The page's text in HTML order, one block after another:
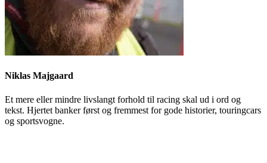
Niklas Majgaard
Et mere eller mindre livslangt forhold til racing skal ud i ord og
tekst. Hjertet banker først og fremmest for gode historier, touringcars
og sportsvogne.